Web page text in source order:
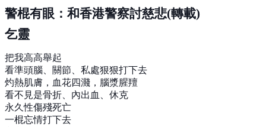
警棍有眼：和香港警察討慈悲(轉載)
乞靈
把我高高舉起
看準頭腦、關節、私處狠狠打下去
灼熱肌膚，血花四濺，腦漿腥羶
看不見是骨折、內出血、休克
永久性傷殘死亡
一棍忘情打下去